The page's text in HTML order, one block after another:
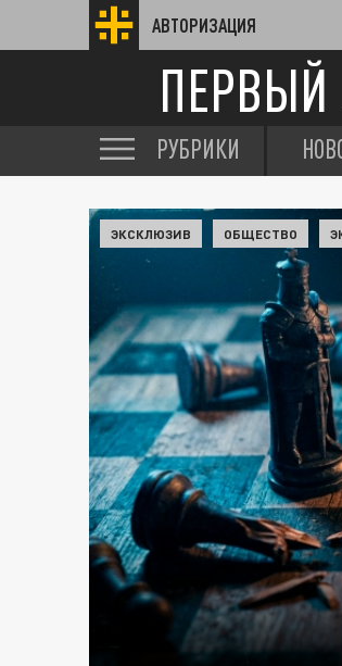
АВТОРИЗАЦИЯ
ПЕРВЫЙ
РУБРИКИ
ЭКСКЛЮЗИВ ОБЩЕСТВО